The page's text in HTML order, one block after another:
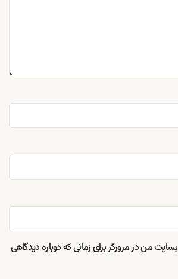
من در مرورگر برای زمانی که دوباره دیدگاهی